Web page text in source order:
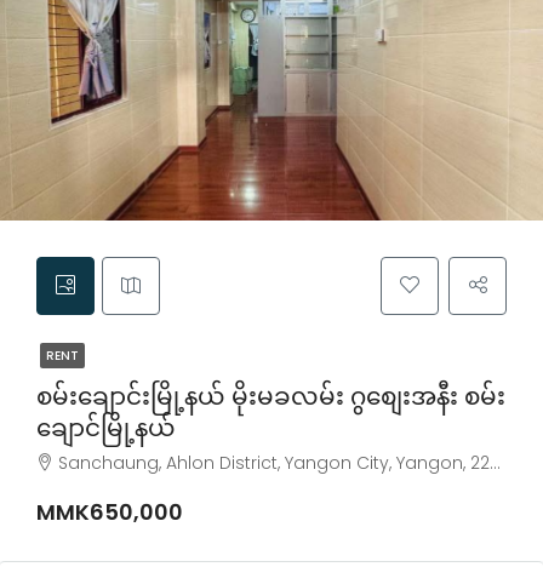
RENT
စမ်းချောင်းမြို့နယ် မိုးမခလမ်း ဂွစျေးအနီး စမ်း
ချောင်မြို့နယ်
Sanchaung, Ahlon District, Yangon City, Yangon, 22222, Myanmar
MMK650,000